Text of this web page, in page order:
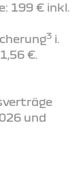
199 € inkl.
3 i.
€.
und